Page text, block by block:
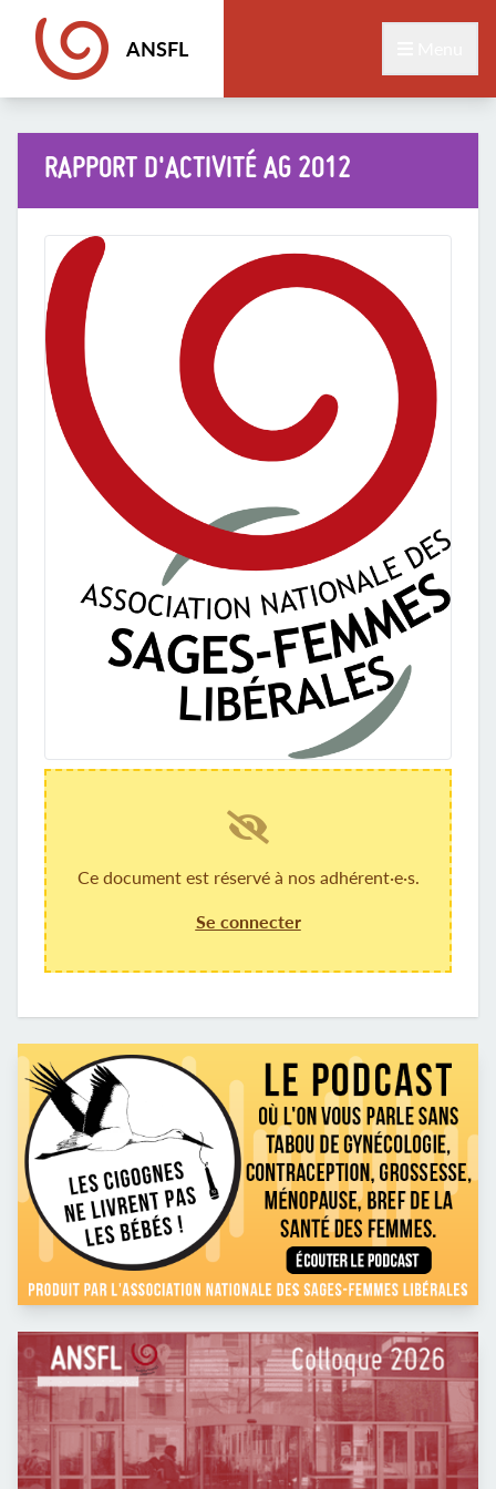
ANSFL
RAPPORT D'ACTIVITÉ AG 2012
Ce document est réservé à nos adhérent·e·s.
Se connecter